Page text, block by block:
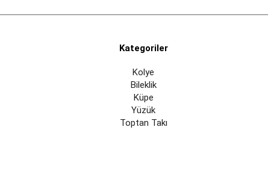
Kategoriler
Kolye
Bileklik
Küpe
Yüzük
Toptan Takı